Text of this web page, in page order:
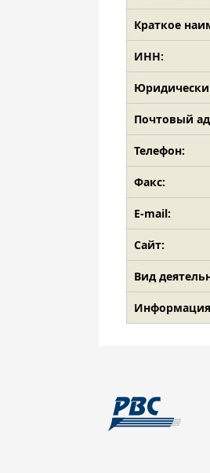
Краткое
ИНН:
Почтовый
Телефон:
Факс:
E-mail:
Сайт:
Вид